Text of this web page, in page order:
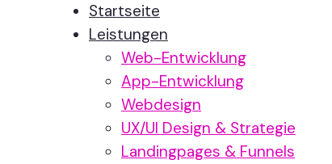
Startseite
Leistungen
Web-Entwicklung
App-Entwicklung
Webdesign
UX/UI Design & Strategie
Landingpages & Funnels